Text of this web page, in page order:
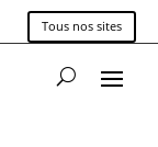
Tous nos sites